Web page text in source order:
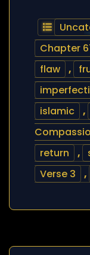
Chapter
flaw
,
islamic
,
return
,
Verse 3
,